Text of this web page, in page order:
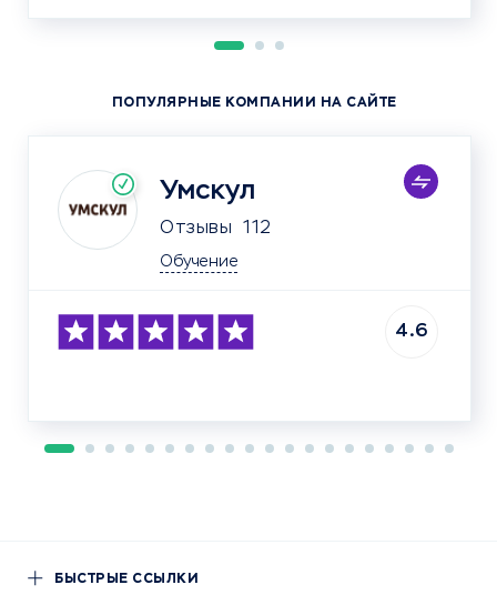
ПОПУЛЯРНЫЕ КОМПАНИИ НА САЙТЕ
Умскул
Отзывы 112
Обучение
4.6
БЫСТРЫЕ ССЫЛКИ